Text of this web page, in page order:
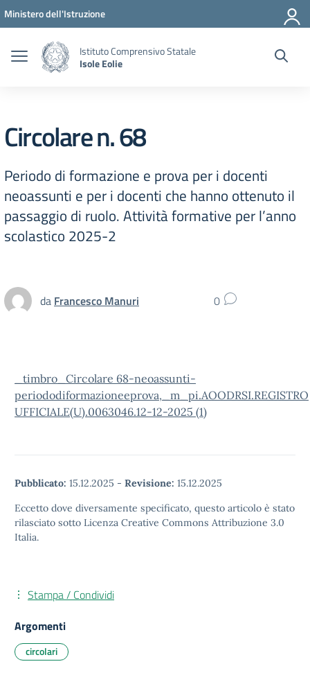
Vai ai contenuti
Vai al menu di navigazione
Vai al footer
Ministero dell'Istruzione
Istituto Comprensivo Statale
Isole Eolie
Circolare n. 68
Periodo di formazione e prova per i docenti
neoassunti e per i docenti che hanno ottenuto il
passaggio di ruolo. Attività formative per l’anno
scolastico 2025-2
da Francesco Manuri 0
_timbro_Circolare 68-neoassunti-
periododiformazioneeprova, _m_pi.AOODRSI.REGISTRO
UFFICIALE(U).0063046.12-12-2025 (1)
Pubblicato: 15.12.2025 - Revisione: 15.12.2025
Eccetto dove diversamente specificato, questo articolo è stato
rilasciato sotto Licenza Creative Commons Attribuzione 3.0
Italia.
Stampa / Condividi
Argomenti
circolari